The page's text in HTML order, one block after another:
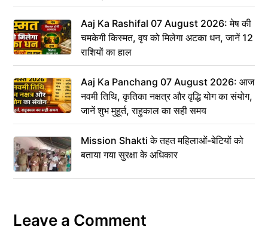
Aaj Ka Rashifal 07 August 2026: मेष की
चमकेगी किस्मत, वृष को मिलेगा अटका धन, जानें 12
राशियों का हाल
Aaj Ka Panchang 07 August 2026: आज
नवमी तिथि, कृतिका नक्षत्र और वृद्धि योग का संयोग,
जानें शुभ मुहूर्त, राहुकाल का सही समय
Mission Shakti के तहत महिलाओं-बेटियों को
बताया गया सुरक्षा के अधिकार
Leave a Comment